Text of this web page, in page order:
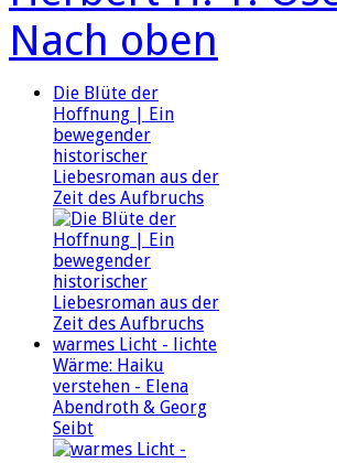
Nach oben
Die Blüte der
Hoffnung | Ein
bewegender
historischer
Liebesroman aus der
Zeit des Aufbruchs
warmes Licht - lichte
Wärme: Haiku
verstehen - Elena
Abendroth & Georg
Seibt